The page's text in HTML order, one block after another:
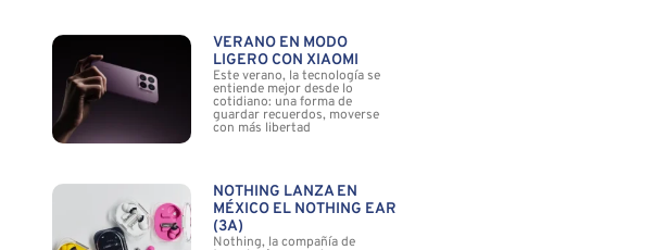
VERANO EN MODO
LIGERO CON XIAOMI
Este verano, la tecnología se
entiende mejor desde lo
cotidiano: una forma de
guardar recuerdos, moverse
con más libertad
NOTHING LANZA EN
MÉXICO EL NOTHING EAR
(3A)
Nothing, la compañía de